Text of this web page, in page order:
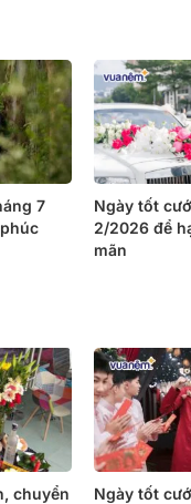
7
Ngày tốt
2/2026 để
mãn
chuyển
Ngày tốt